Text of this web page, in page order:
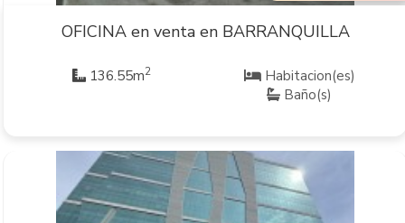
OFICINA en venta en BARRANQUILLA
136.55m2
Habitacion(es)
Baño(s)